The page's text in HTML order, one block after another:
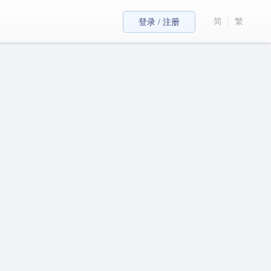
登录 / 注册 简 繁